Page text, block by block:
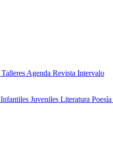
Talleres Agenda Revista Intervalo
Infantiles Juveniles Literatura Poesía